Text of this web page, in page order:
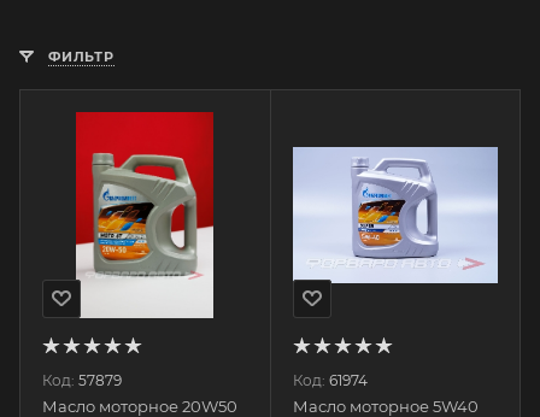
ФИЛЬТР
Код: 57879
Масло моторное 20W50
Код: 61974
Масло моторное 5W40